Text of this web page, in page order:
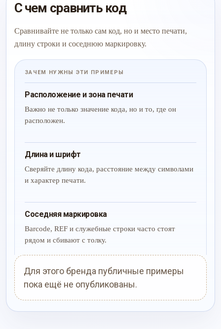
С чем сравнить код
Сравнивайте не только сам код, но и место печати,
длину строки и соседнюю маркировку.
ЗАЧЕМ НУЖНЫ ЭТИ ПРИМЕРЫ
Расположение и зона печати
Важно не только значение кода, но и то, где он
расположен.
Длина и шрифт
Сверяйте длину кода, расстояние между символами
и характер печати.
Соседняя маркировка
Barcode, REF и служебные строки часто стоят
рядом и сбивают с толку.
Для этого бренда публичные примеры
пока ещё не опубликованы.